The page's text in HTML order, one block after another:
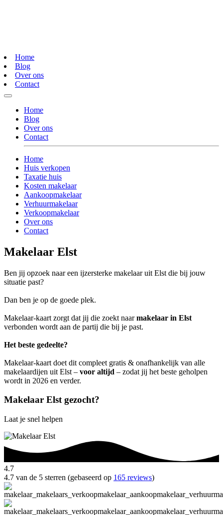
Home
Blog
Over ons
Contact
Home
Blog
Over ons
Contact
Home
Huis verkopen
Taxatie huis
Kosten makelaar
Aankoopmakelaar
Verhuurmakelaar
Verkoopmakelaar
Over ons
Contact
Makelaar Elst
Ben jij opzoek naar een ijzersterke makelaar uit Elst die bij jouw
situatie past?
Dan ben je op de goede plek.
Makelaar-kaart zorgt dat jij die zoekt naarmakelaar in Elst
verbonden wordt aan de partij die bij je past.
Het beste gedeelte?
Makelaar-kaart doet dit compleet gratis & onafhankelijk van alle
makelaardijen uit Elst – voor altijd – zodat jij het beste geholpen
wordt in 2026 en verder.
Makelaar Elst gezocht?
Laat je snel helpen
4.7
4.7 van de 5 sterren (gebaseerd op 165 reviews)